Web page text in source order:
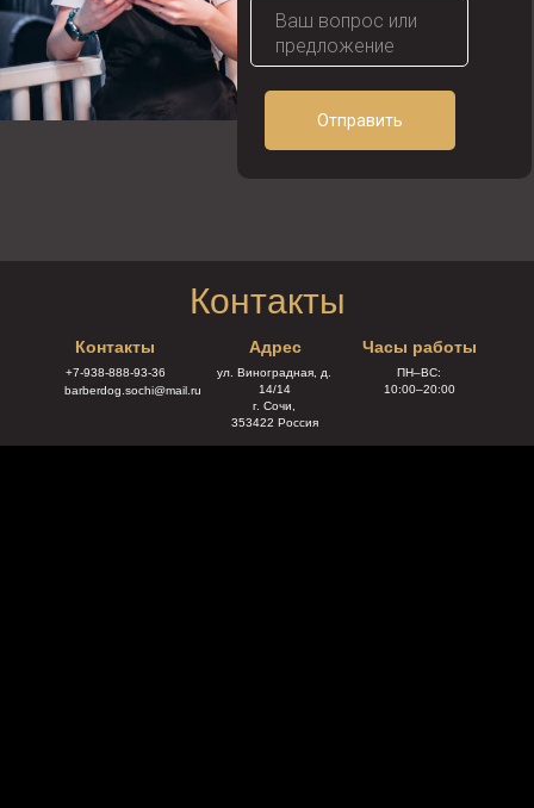
Отправить
Контакты
Контакты
+7-938-888-93-36
barberdog.sochi@mail.ru
ул. Виноградная, д.
14/14
г. Сочи,
353422 Россия
Адрес
ПН–ВС:
10:00–20:00
Часы работы